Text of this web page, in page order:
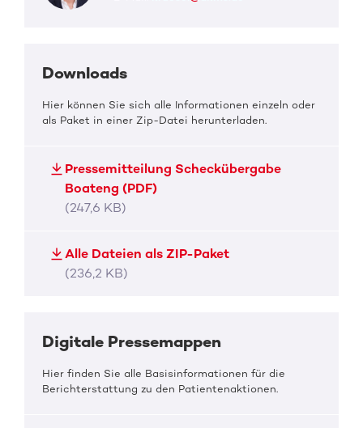
Downloads
Hier können Sie sich alle Informationen einzeln oder
als Paket in einer Zip-Datei herunterladen.
Pressemitteilung Scheckübergabe
Boateng (PDF)
(247,6 KB)
Alle Dateien als ZIP-Paket
(236,2 KB)
Digitale Pressemappen
Hier finden Sie alle Basisinformationen für die
Berichterstattung zu den Patientenaktionen.